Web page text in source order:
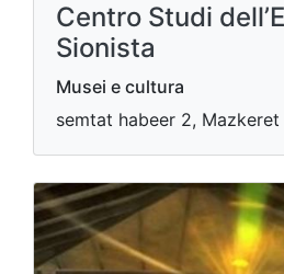
Centro Studi
Sionista
Musei e cultura
semtat habeer 2, Mazkeret